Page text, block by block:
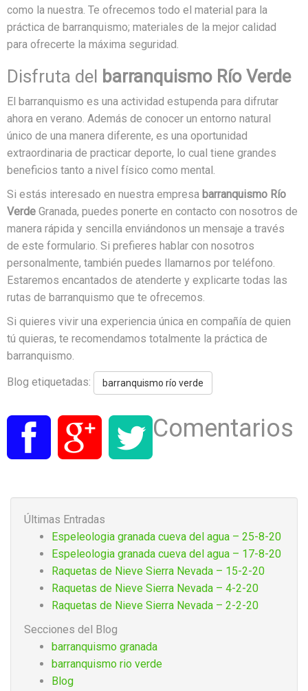
como la nuestra. Te ofrecemos todo el material para la
práctica de barranquismo; materiales de la mejor calidad
para ofrecerte la máxima seguridad.
Disfruta del barranquismo Río Verde
El barranquismo es una actividad estupenda para difrutar
ahora en verano. Además de conocer un entorno natural
único de una manera diferente, es una oportunidad
extraordinaria de practicar deporte, lo cual tiene grandes
beneficios tanto a nivel físico como mental.
Si estás interesado en nuestra empresa barranquismo Río
Verde Granada, puedes ponerte en contacto con nosotros de
manera rápida y sencilla enviándonos un mensaje a través
de este formulario. Si prefieres hablar con nosotros
personalmente, también puedes llamarnos por teléfono.
Estaremos encantados de atenderte y explicarte todas las
rutas de barranquismo que te ofrecemos.
Si quieres vivir una experiencia única en compañía de quien
tú quieras, te recomendamos totalmente la práctica de
barranquismo.
Blog etiquetadas: barranquismo río verde
Comentarios
Últimas Entradas
Espeleologia granada cueva del agua – 25-8-20
Espeleologia granada cueva del agua – 17-8-20
Raquetas de Nieve Sierra Nevada – 15-2-20
Raquetas de Nieve Sierra Nevada – 4-2-20
Raquetas de Nieve Sierra Nevada – 2-2-20
Secciones del Blog
barranquismo granada
barranquismo rio verde
Blog